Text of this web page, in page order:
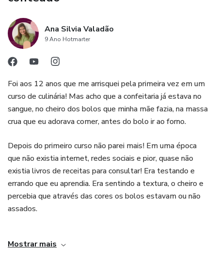
Ana Silvia Valadão
9 Ano Hotmarter
Foi aos 12 anos que me arrisquei pela primeira vez em um
curso de culinária! Mas acho que a confeitaria já estava no
sangue, no cheiro dos bolos que minha mãe fazia, na massa
crua que eu adorava comer, antes do bolo ir ao forno.
Depois do primeiro curso não parei mais! Em uma época
que não existia internet, redes sociais e pior, quase não
existia livros de receitas para consultar! Era testando e
errando que eu aprendia. Era sentindo a textura, o cheiro e
percebia que através das cores os bolos estavam ou não
assados.
cursos livres de confeitaria, venci o 15º episódio da
Mostrar mais